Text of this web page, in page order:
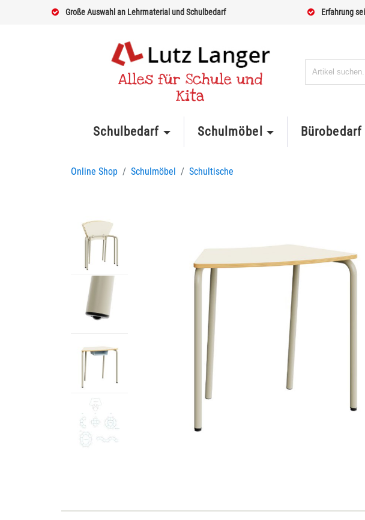
Große Auswahl an Lehrmaterial und Schulbedarf Erfahrung
Alles für Schule und
Kita
Schulbedarf Schulmöbel Bürobedarf
Online Shop Schulmöbel Schultische